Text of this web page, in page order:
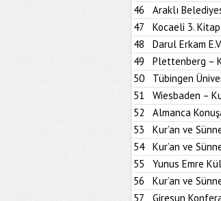
46
Araklı
47
Kocaeli 3.
48
Darul Erkam
49
Plettenberg –
50
Tübingen
51
Wiesbaden –
52
Almanca
53
Kur’an ve
54
Kur’an ve
55
Yunus Emre
56
Kur’an ve
57
Giresun